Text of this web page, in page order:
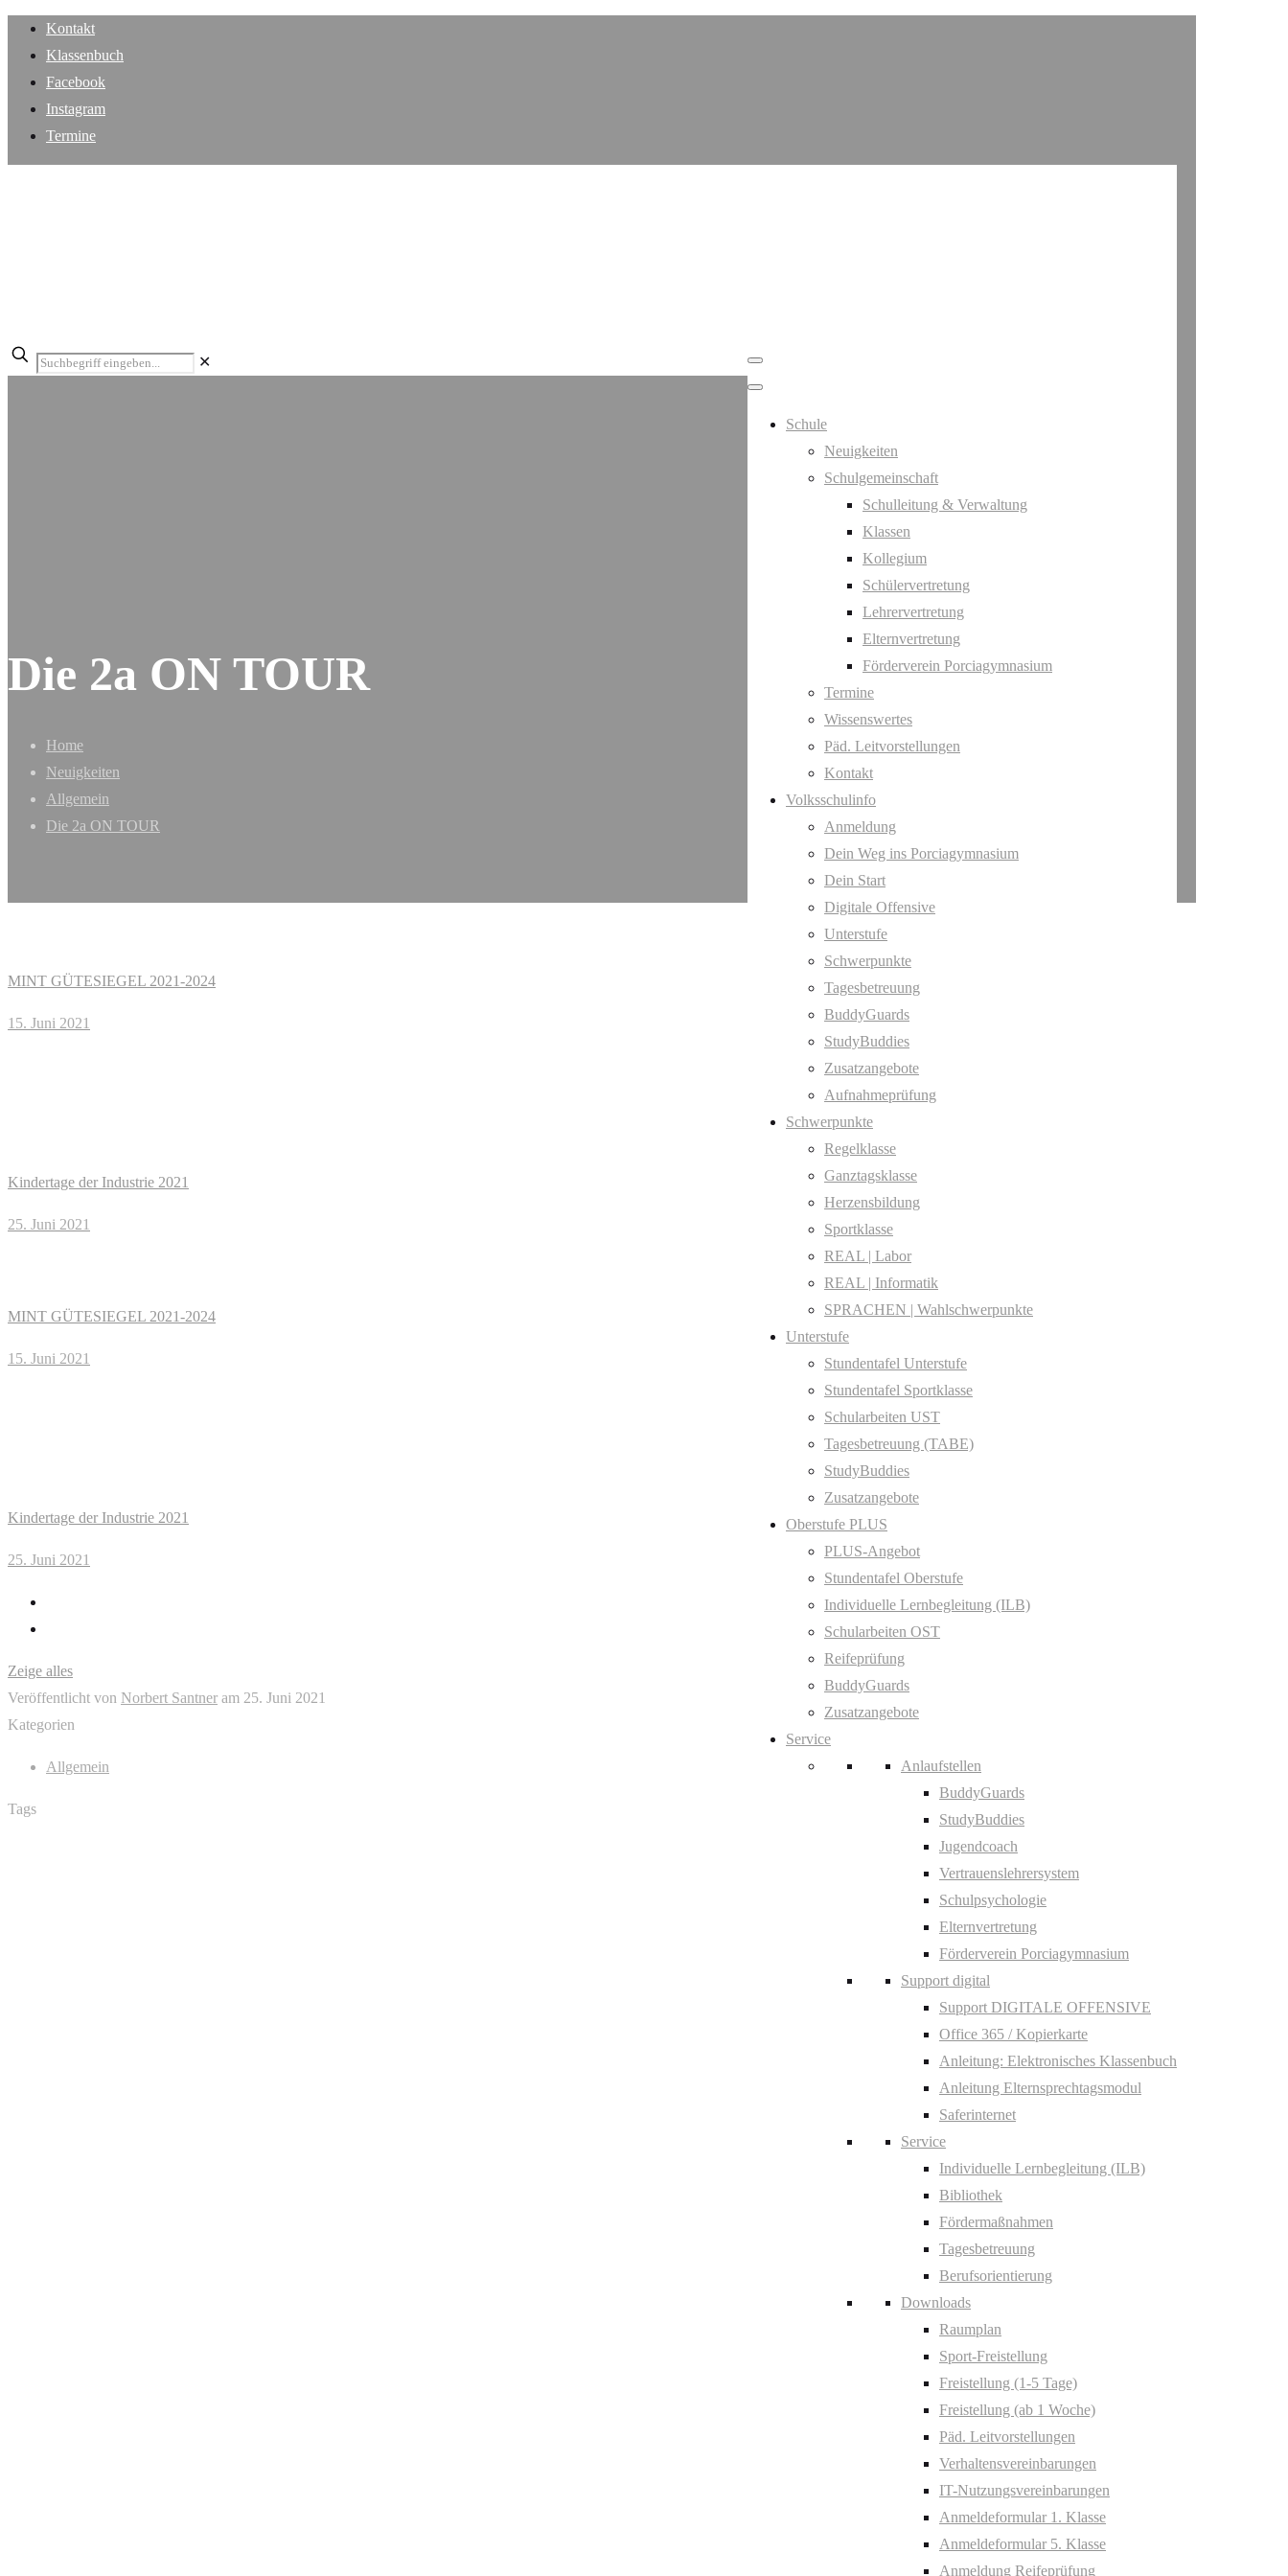
Kontakt
Klassenbuch
Facebook
Instagram
Termine
Schule
Neuigkeiten
Schulgemeinschaft
Schulleitung & Verwaltung
Klassen
Kollegium
Schülervertretung
Lehrervertretung
Elternvertretung
Förderverein Porciagymnasium
Termine
Wissenswertes
Päd. Leitvorstellungen
Kontakt
Volksschulinfo
Anmeldung
Dein Weg ins Porciagymnasium
Dein Start
Digitale Offensive
Unterstufe
Schwerpunkte
Tagesbetreuung
BuddyGuards
StudyBuddies
Zusatzangebote
Aufnahmeprüfung
Schwerpunkte
Regelklasse
Ganztagsklasse
Herzensbildung
Sportklasse
REAL | Labor
REAL | Informatik
SPRACHEN | Wahlschwerpunkte
Unterstufe
Stundentafel Unterstufe
Stundentafel Sportklasse
Schularbeiten UST
Tagesbetreuung (TABE)
StudyBuddies
Zusatzangebote
Oberstufe PLUS
PLUS-Angebot
Stundentafel Oberstufe
Individuelle Lernbegleitung (ILB)
Schularbeiten OST
Reifeprüfung
BuddyGuards
Zusatzangebote
Service
Anlaufstellen
BuddyGuards
StudyBuddies
Jugendcoach
Vertrauenslehrersystem
Schulpsychologie
Elternvertretung
Förderverein Porciagymnasium
Support digital
Support DIGITALE OFFENSIVE
Office 365 / Kopierkarte
Anleitung: Elektronisches Klassenbuch
Anleitung Elternsprechtagsmodul
Saferinternet
Service
Individuelle Lernbegleitung (ILB)
Bibliothek
Fördermaßnahmen
Tagesbetreuung
Berufsorientierung
Downloads
Raumplan
Sport-Freistellung
Freistellung (1-5 Tage)
Freistellung (ab 1 Woche)
Päd. Leitvorstellungen
Verhaltensvereinbarungen
IT-Nutzungsvereinbarungen
Anmeldeformular 1. Klasse
Anmeldeformular 5. Klasse
Anmeldung Reifeprüfung
✕
Die 2a ON TOUR
Home
Neuigkeiten
Allgemein
Die 2a ON TOUR
MINT GÜTESIEGEL 2021-2024
15. Juni 2021
Kindertage der Industrie 2021
25. Juni 2021
MINT GÜTESIEGEL 2021-2024
15. Juni 2021
Kindertage der Industrie 2021
25. Juni 2021
Zeige alles
Veröffentlicht von Norbert Santner am 25. Juni 2021
Kategorien
Allgemein
Tags